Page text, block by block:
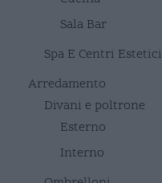
Sala Bar
Spa E Centri Estetici
Arredamento
Divani e poltrone
Esterno
Interno